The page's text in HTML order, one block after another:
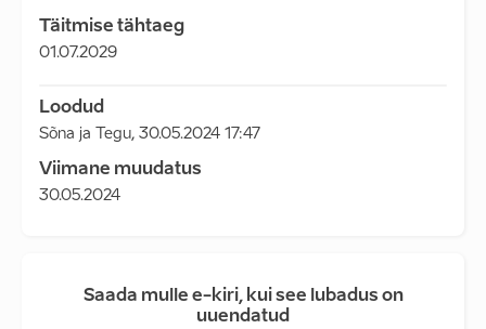
Täitmise tähtaeg
01.07.2029
Loodud
Sõna ja Tegu, 30.05.2024 17:47
Viimane muudatus
30.05.2024
Saada mulle e-kiri, kui see lubadus on
uuendatud